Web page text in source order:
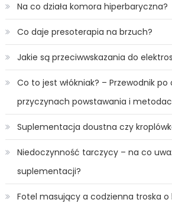
Na co działa komora hiperbaryczna?
Co daje presoterapia na brzuch?
Jakie są przeciwwskazania do
Co to jest włókniak? – Przewodnik
przyczynach powstawania i
Suplementacja doustna czy
Niedoczynność tarczycy – na co
suplementacji?
Fotel masujący a codzienna troska o